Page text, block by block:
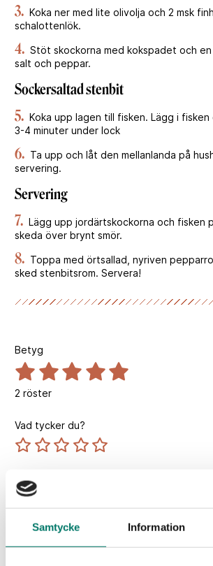
Samtycke Information
3. Koka ner med lite olivolja och 2 msk
schalottenlök.
4. Stöt skockorna med kokspadet och en
salt och peppar.
Sockersaltad stenbit
5. Koka upp lagen till fisken. Lägg i
3-4 minuter under lock
6. Ta upp och låt den mellanlanda på
servering.
Servering
7. Lägg upp jordärtskockorna och fisken
skeda över brynt smör.
8. Toppa med örtsallad, nyriven
sked stenbitsrom. Servera!
Betyg
2 röster
Vad tycker du?
Portioner
4 st
Tillagningstid
20 min